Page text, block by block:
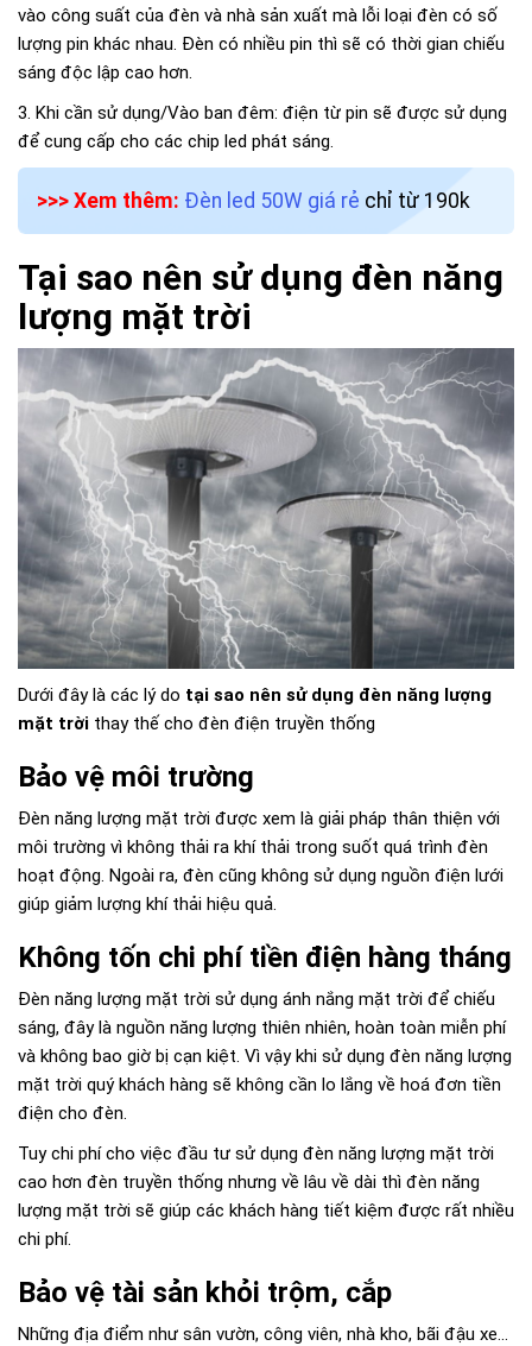
vào công suất của đèn và nhà sản xuất mà lỗi loại đèn có số
lượng pin khác nhau. Đèn có nhiều pin thì sẽ có thời gian chiếu
sáng độc lập cao hơn.
3. Khi cần sử dụng/Vào ban đêm: điện từ pin sẽ được sử dụng
để cung cấp cho các chip led phát sáng.
>>> Xem thêm: Đèn led 50W giá rẻ chỉ từ 190k
Tại sao nên sử dụng đèn năng
lượng mặt trời
Dưới đây là các lý do tại sao nên sử dụng đèn năng lượng
mặt trời thay thế cho đèn điện truyền thống
Bảo vệ môi trường
Đèn năng lượng mặt trời được xem là giải pháp thân thiện với
môi trường vì không thải ra khí thải trong suốt quá trình đèn
hoạt động. Ngoài ra, đèn cũng không sử dụng nguồn điện lưới
giúp giảm lượng khí thải hiệu quả.
Không tốn chi phí tiền điện hàng tháng
Đèn năng lượng mặt trời sử dụng ánh nắng mặt trời để chiếu
sáng, đây là nguồn năng lượng thiên nhiên, hoàn toàn miễn phí
và không bao giờ bị cạn kiệt. Vì vậy khi sử dụng đèn năng lượng
mặt trời quý khách hàng sẽ không cần lo lắng về hoá đơn tiền
điện cho đèn.
Tuy chi phí cho việc đầu tư sử dụng đèn năng lượng mặt trời
cao hơn đèn truyền thống nhưng về lâu về dài thì đèn năng
lượng mặt trời sẽ giúp các khách hàng tiết kiệm được rất nhiều
chi phí.
Bảo vệ tài sản khỏi trộm, cắp
Những địa điểm như sân vườn, công viên, nhà kho, bãi đậu xe…